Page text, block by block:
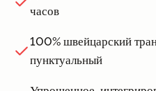
часов
100% швейцарский
пунктуальный